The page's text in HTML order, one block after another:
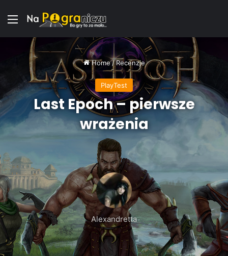
Menu
Home/Recenzje
PlayTest
Last Epoch – pierwsze
wrażenia
Alexandretta